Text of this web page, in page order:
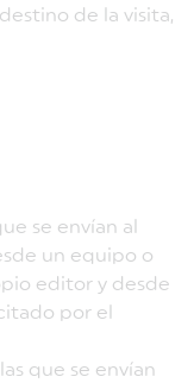
de la visita,
se envían al
un equipo o
editor y desde
por el
que se envían